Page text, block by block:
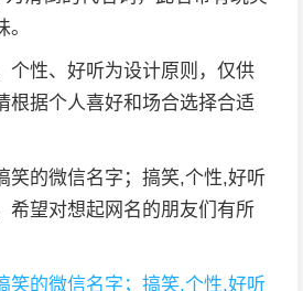
个性、好听为设计原则，仅供
根据个人喜好和场合选择合适
笑的微信名字；搞笑,个性,好听
希望对想起网名的朋友们有所
笑的微信名字；搞笑,个性,好听